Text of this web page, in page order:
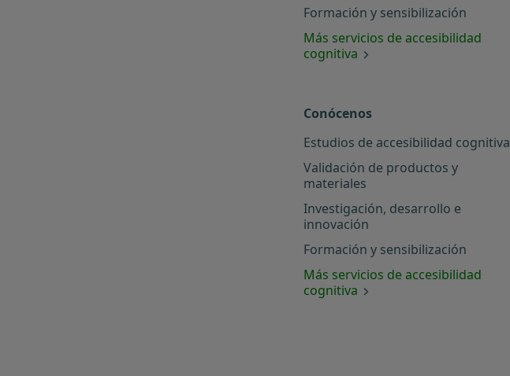
Formación y sensibilización
Más servicios de accesibilidad
cognitiva
Conócenos
Estudios de accesibilidad cognitiva
Validación de productos y
materiales
Investigación, desarrollo e
innovación
Formación y sensibilización
Más servicios de accesibilidad
cognitiva